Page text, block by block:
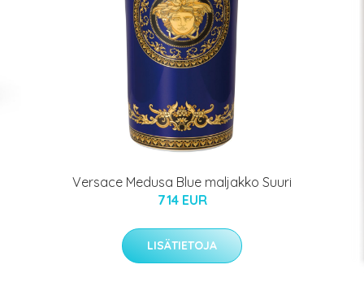
Versace Medusa Blue maljakko Suuri
714 EUR
LISÄTIETOJA